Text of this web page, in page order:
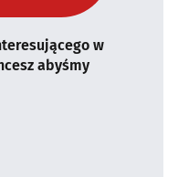
w
abyśmy